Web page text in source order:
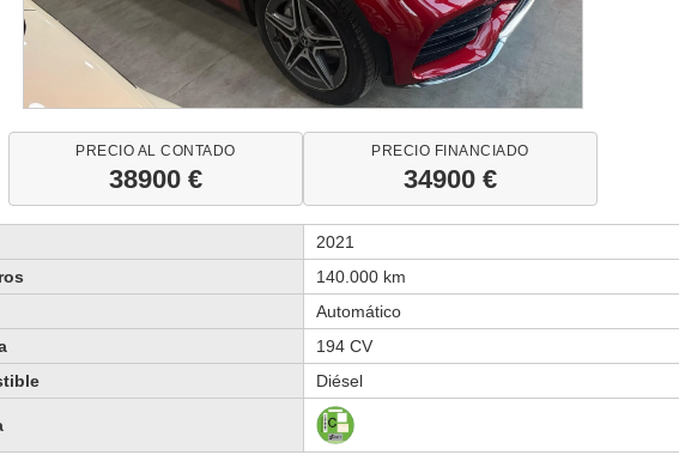
PRECIO AL CONTADO
38900 €
PRECIO FINANCIADO
34900 €
2021
140.000 km
Automático
194 CV
Diésel